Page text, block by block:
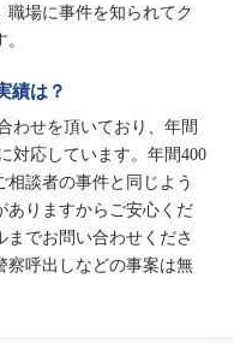
職場に事件を知られてク
績は？
わせを頂いており、年間
対応しています。年間400
談者の事件と同じよう
ありますからご安心くだ
でお問い合わせくださ
察呼出しなどの事案は無